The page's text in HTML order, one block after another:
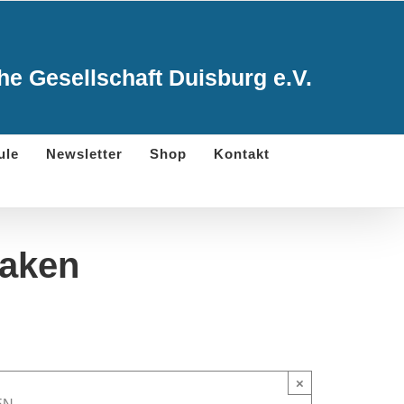
Gesellschaft Duisburg e.V.
Newsletter Shop Kontakt
×